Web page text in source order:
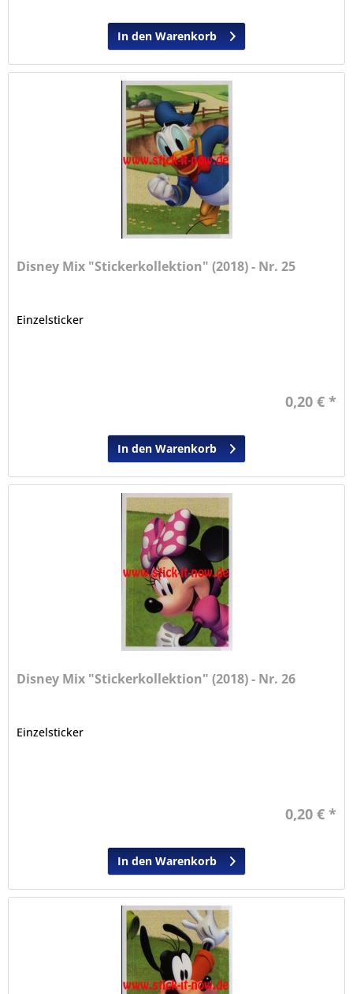
In den Warenkorb
Disney Mix "Stickerkollektion" (2018) - Nr. 25
Einzelsticker
0,20 € *
In den Warenkorb
Disney Mix "Stickerkollektion" (2018) - Nr. 26
Einzelsticker
0,20 € *
In den Warenkorb